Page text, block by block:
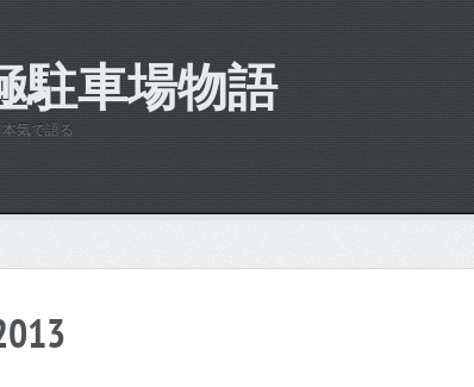
駐車場物語
気で語る